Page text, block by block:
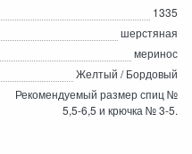
1335
шерстяная
меринос
Желтый / Бордовый
Рекомендуемый размер спиц №
5,5-6,5 и крючка № 3-5.